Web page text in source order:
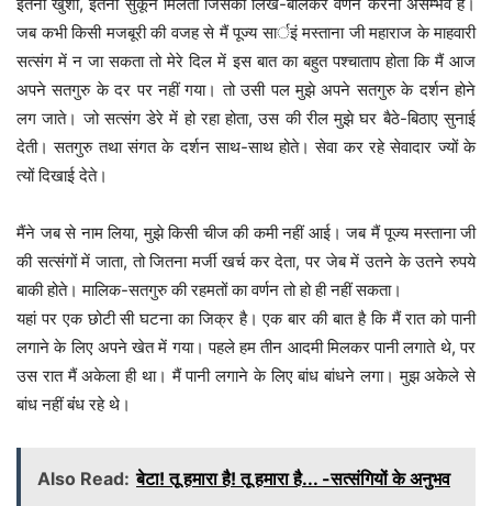
इतनी खुशी, इतना सुकून मिलता जिसका लिख-बोलकर वर्णन करना असम्भव है।
जब कभी किसी मजबूरी की वजह से मैं पूज्य सार्इं मस्ताना जी महाराज के माहवारी
सत्संग में न जा सकता तो मेरे दिल में इस बात का बहुत पश्चाताप होता कि मैं आज
अपने सतगुरु के दर पर नहीं गया। तो उसी पल मुझे अपने सतगुरु के दर्शन होने
लग जाते। जो सत्संग डेरे में हो रहा होता, उस की रील मुझे घर बैठे-बिठाए सुनाई
देती। सतगुरु तथा संगत के दर्शन साथ-साथ होते। सेवा कर रहे सेवादार ज्यों के
त्यों दिखाई देते।
मैंने जब से नाम लिया, मुझे किसी चीज की कमी नहीं आई। जब मैं पूज्य मस्ताना जी
की सत्संगों में जाता, तो जितना मर्जी खर्च कर देता, पर जेब में उतने के उतने रुपये
बाकी होते। मालिक-सतगुरु की रहमतों का वर्णन तो हो ही नहीं सकता।
यहां पर एक छोटी सी घटना का जिक्र है। एक बार की बात है कि मैं रात को पानी
लगाने के लिए अपने खेत में गया। पहले हम तीन आदमी मिलकर पानी लगाते थे, पर
उस रात मैं अकेला ही था। मैं पानी लगाने के लिए बांध बांधने लगा। मुझ अकेले से
बांध नहीं बंंध रहे थे।
Also Read: बेटा! तू हमारा है! तू हमारा है... -सत्संगियों के अनुभव